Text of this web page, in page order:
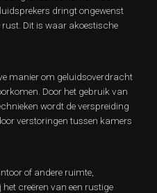
dringt ongewenst
Dit is waar akoestische
manier om geluidsoverdracht
Door het gebruik van
wordt de verspreiding
verstoringen tussen kamers
of andere ruimte,
creëren van een rustige